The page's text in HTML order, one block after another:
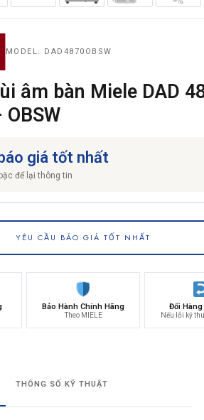
CẦU BÁO GIÁ
MODEL: DAD4870OBSW
âm bàn Miele DAD
giá tốt nhất
để lại thông tin
YÊU CẦU BÁO GIÁ TỐT NHẤT
Bảo Hành Chính Hãng
Theo MIELE
Đổi Hàng
Nếu lỗi kỹ
THÔNG SỐ KỸ THUẬT